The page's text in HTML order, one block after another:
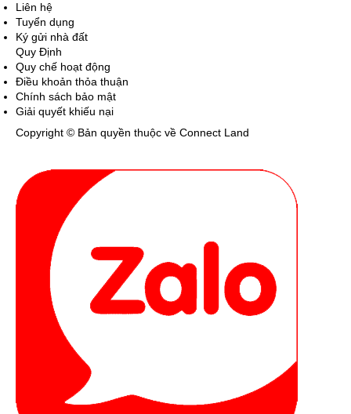
Liên hệ
Tuyển dụng
Ký gửi nhà đất
Quy Định
Quy chế hoạt động
Điều khoản thỏa thuận
Chính sách bảo mật
Giải quyết khiếu nại
Copyright © Bản quyền thuộc về Connect Land